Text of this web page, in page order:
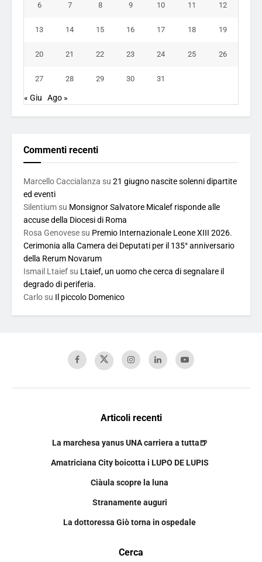
6 7 8 9 10 11 12
13 14 15 16 17 18 19
20 21 22 23 24 25 26
27 28 29 30 31
« Giu Ago »
Commenti recenti
Marcello Caccialanza su 21 giugno nascite solenni dipartite
ed eventi
Silentium su Monsignor Salvatore Micalef risponde alle
accuse della Diocesi di Roma
Rosa Genovese su Premio Internazionale Leone XIII 2026.
Cerimonia alla Camera dei Deputati per il 135° anniversario
della Rerum Novarum
Ismail Ltaief su Ltaief, un uomo che cerca di segnalare il
degrado di periferia.
Carlo su Il piccolo Domenico
Articoli recenti
La marchesa yanus UNA carriera a tutta🍺
Amatriciana City boicotta i LUPO DE LUPIS
Ciàula scopre la luna
Stranamente auguri
La dottoressa Giò torna in ospedale
Cerca